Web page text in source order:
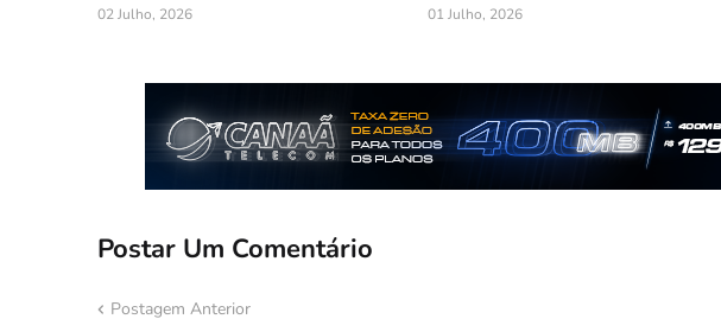
02 Julho, 2026 01 Julho, 2026
Postar Um Comentário
Postagem Anterior